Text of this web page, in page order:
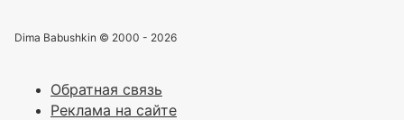
Dima Babushkin © 2000 - 2026
Обратная связь
Реклама на сайте